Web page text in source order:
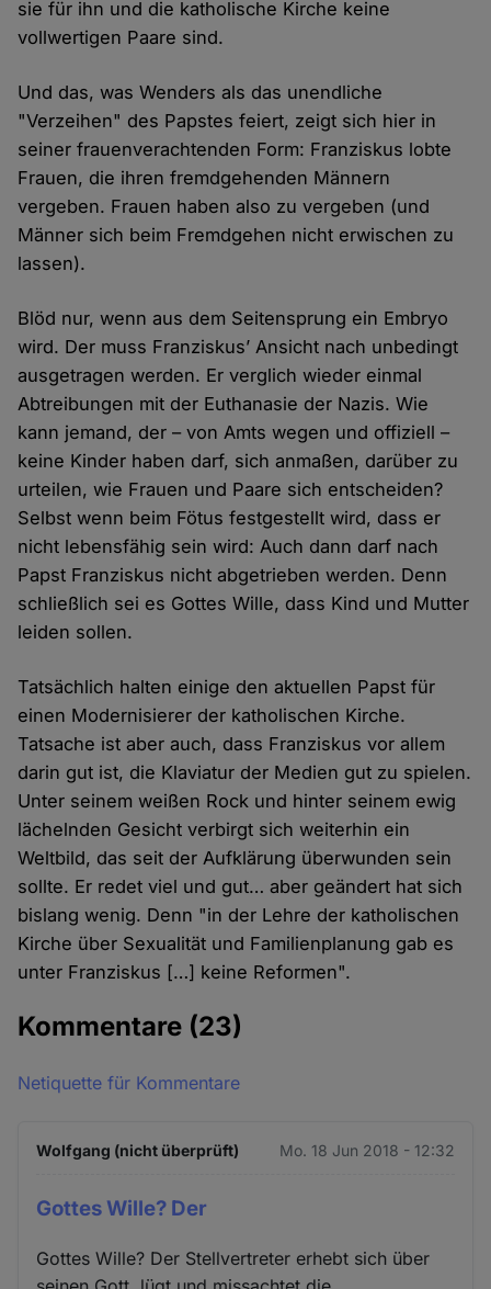
sie für ihn und die katholische Kirche keine
vollwertigen Paare sind.
Und das, was Wenders als das unendliche
"Verzeihen" des Papstes feiert, zeigt sich hier in
seiner frauenverachtenden Form: Franziskus lobte
Frauen, die ihren fremdgehenden Männern
vergeben. Frauen haben also zu vergeben (und
Männer sich beim Fremdgehen nicht erwischen zu
lassen).
Blöd nur, wenn aus dem Seitensprung ein Embryo
wird. Der muss Franziskus’ Ansicht nach unbedingt
ausgetragen werden. Er verglich wieder einmal
Abtreibungen mit der Euthanasie der Nazis. Wie
kann jemand, der – von Amts wegen und offiziell –
keine Kinder haben darf, sich anmaßen, darüber zu
urteilen, wie Frauen und Paare sich entscheiden?
Selbst wenn beim Fötus festgestellt wird, dass er
nicht lebensfähig sein wird: Auch dann darf nach
Papst Franziskus nicht abgetrieben werden. Denn
schließlich sei es Gottes Wille, dass Kind und Mutter
leiden sollen.
Tatsächlich halten einige den aktuellen Papst für
einen Modernisierer der katholischen Kirche.
Tatsache ist aber auch, dass Franziskus vor allem
darin gut ist, die Klaviatur der Medien gut zu spielen.
Unter seinem weißen Rock und hinter seinem ewig
lächelnden Gesicht verbirgt sich weiterhin ein
Weltbild, das seit der Aufklärung überwunden sein
sollte. Er redet viel und gut… aber geändert hat sich
bislang wenig. Denn "in der Lehre der katholischen
Kirche über Sexualität und Familienplanung gab es
unter Franziskus […] keine Reformen".
Kommentare (23)
Netiquette für Kommentare
Wolfgang (nicht überprüft) Mo. 18 Jun 2018 - 12:32
Gottes Wille? Der
Gottes Wille? Der Stellvertreter erhebt sich über